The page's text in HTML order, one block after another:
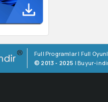
Full Programlar| Full
© 2013 - 2025 |Buyur-